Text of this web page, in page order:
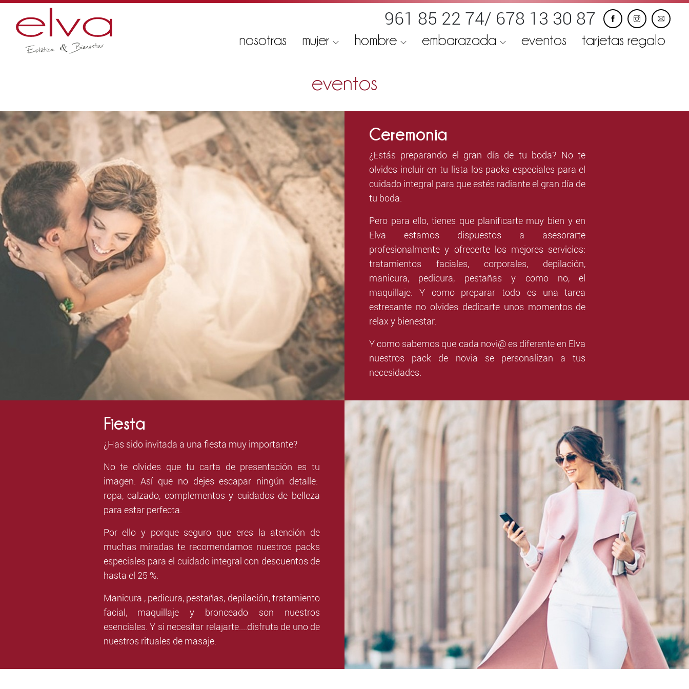
961 85 22 74/ 678 13 30 87
nosotras mujer hombre embarazada eventos tarjetas regalo
eventos
Ceremonia
¿Estás preparando el gran día de tu boda? No te
olvides incluir en tu lista los packs especiales para el
cuidado integral para que estés radiante el gran día de
tu boda.
Pero para ello, tienes que planificarte muy bien y en
Elva estamos dispuestos a asesorarte
profesionalmente y ofrecerte los mejores servicios:
tratamientos faciales, corporales, depilación,
manicura, pedicura, pestañas y como no, el
maquillaje. Y como preparar todo es una tarea
estresante no olvides dedicarte unos momentos de
relax y bienestar.
Y como sabemos que cada novi@ es diferente en Elva
nuestros pack de novia se personalizan a tus
necesidades.
Fiesta
¿Has sido invitada a una fiesta muy importante?
No te olvides que tu carta de presentación es tu
imagen. Así que no dejes escapar ningún detalle:
ropa, calzado, complementos y cuidados de belleza
para estar perfecta.
Por ello y porque seguro que eres la atención de
muchas miradas te recomendamos nuestros packs
especiales para el cuidado integral con descuentos de
hasta el 25 %.
Manicura , pedicura, pestañas, depilación, tratamiento
facial, maquillaje y bronceado son nuestros
esenciales. Y si necesitar relajarte....disfruta de uno de
nuestros rituales de masaje.